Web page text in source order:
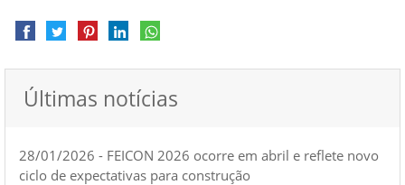
Últimas notícias
28/01/2026 - FEICON 2026 ocorre em abril e reflete novo
ciclo de expectativas para construção